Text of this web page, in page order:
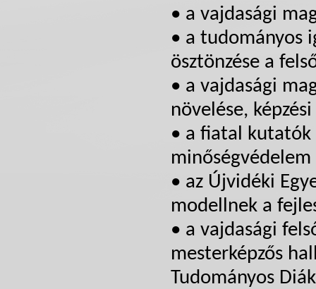
• a vajdasági
• a tudományos
ösztönzése a
• a vajdasági
növelése,
• a fiatal kutatók
• az Újvidéki
modellnek a
• a vajdasági
mesterképzős
Tudományos